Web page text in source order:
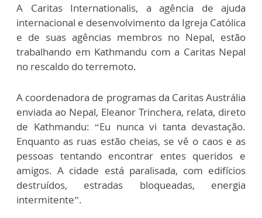
A Caritas Internationalis, a agência de ajuda
internacional e desenvolvimento da Igreja Católica
e de suas agências membros no Nepal, estão
trabalhando em Kathmandu com a Caritas Nepal
no rescaldo do terremoto.
A coordenadora de programas da Caritas Austrália
enviada ao Nepal, Eleanor Trinchera, relata, direto
de Kathmandu: “Eu nunca vi tanta devastação.
Enquanto as ruas estão cheias, se vê o caos e as
pessoas tentando encontrar entes queridos e
amigos. A cidade está paralisada, com edifícios
destruídos, estradas bloqueadas, energia
intermitente”.